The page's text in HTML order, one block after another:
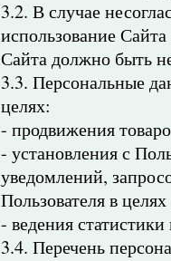
3.2. В случае
использование
Сайта должно быть
3.3. Персональные
целях:
- продвижения
- установления с
уведомлений,
Пользователя в
- ведения
3.4. Перечень